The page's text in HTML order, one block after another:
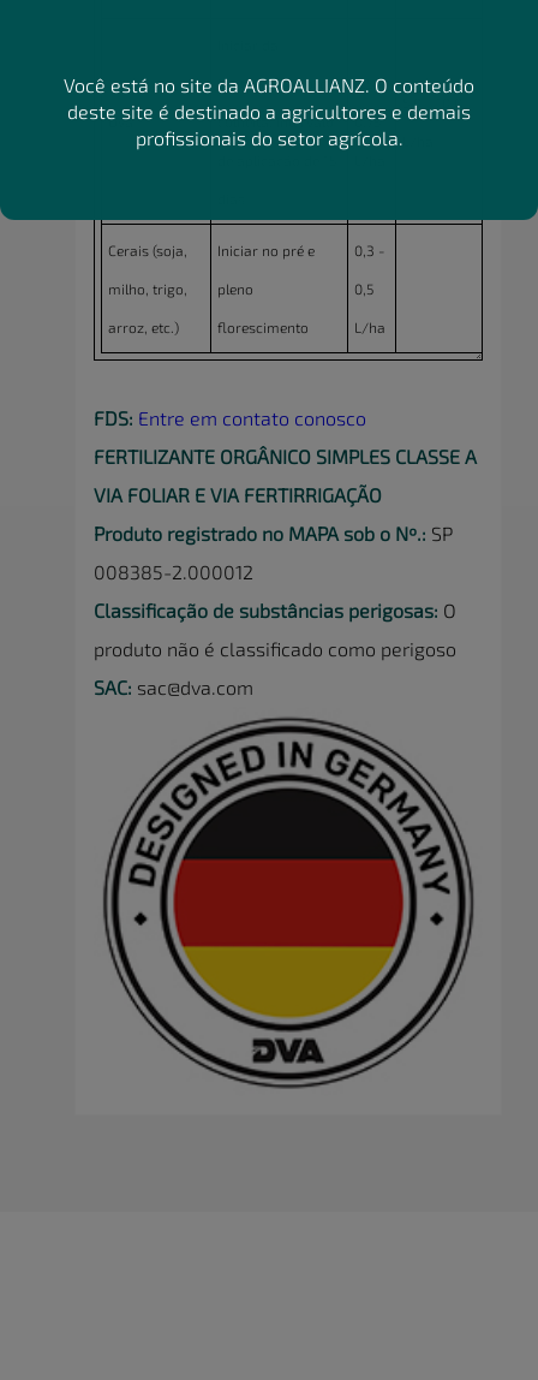
Você está no site da AGROALLIANZ. O conteúdo
deste site é destinado a agricultores e demais
profissionais do setor agrícola.
Uva
brotação até pré-
colheita. Intervalo
0,5 -
0,75
5,0 - 10,0
Cerais (soja,
milho, trigo,
arroz, etc.)
Iniciar no pré e
pleno
florescimento
0,3 -
0,5
L/ha
FDS: Entre em contato conosco
FERTILIZANTE ORGÂNICO SIMPLES CLASSE A
VIA FOLIAR E VIA FERTIRRIGAÇÃO
Produto registrado no MAPA sob o Nº.: SP
008385-2.000012
Classificação de substâncias perigosas: O
produto não é classificado como perigoso
SAC: sac@dva.com